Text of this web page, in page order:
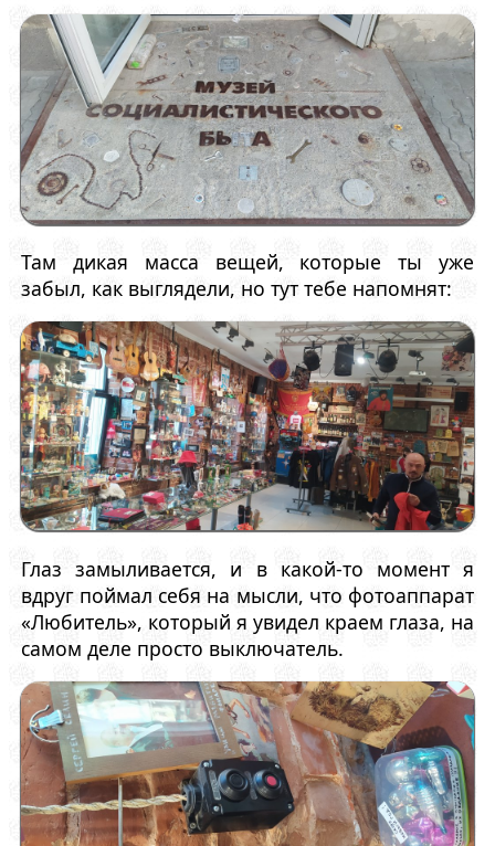
Там дикая масса вещей, которые ты уже
забыл, как выглядели, но тут тебе напомнят:
Глаз замыливается, и в какой-то момент я
вдруг поймал себя на мысли, что фотоаппарат
«Любитель», который я увидел краем глаза, на
самом деле просто выключатель.